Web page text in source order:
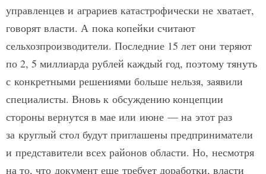
управленцев и аграриев катастрофически не хватает,
говорят власти. А пока копейки считают
сельхозпроизводители. Последние 15 лет они теряют
по 2, 5 миллиарда рублей каждый год, поэтому тянуть
с конкретными решениями больше нельзя, заявили
специалисты. Вновь к обсуждению концепции
стороны вернутся в мае или июне — на этот раз
за круглый стол будут приглашены предприниматели
и представители всех районов области. Но, несмотря
на то, что документ еще требует доработки, власти